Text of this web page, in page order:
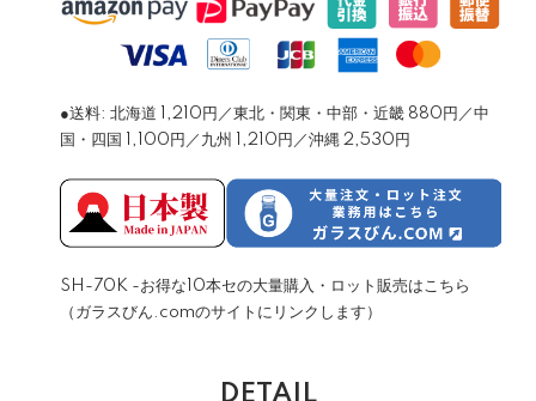
●送料: 北海道 1,210円／東北・関東・中部・近畿 880円／中
国・四国 1,100円／九州 1,210円／沖縄 2,530円
SH-70K -お得な10本セの大量購入・ロット販売はこちら
（ガラスびん.comのサイトにリンクします）
DETAIL